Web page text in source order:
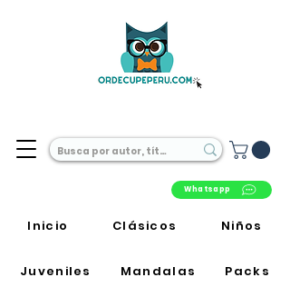
Whatsapp
Inicio Clásicos Niños
Juveniles Mandalas Packs